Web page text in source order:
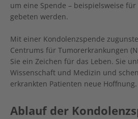
um eine Spende – beispielsweise
gebeten werden.
Mit einer Kondolenzspende
Centrums für Tumorerkrankungen
Sie ein Zeichen für das Leben. Sie
Wissenschaft und Medizin und
erkrankten Patienten neue Hoffnung.
Ablauf der